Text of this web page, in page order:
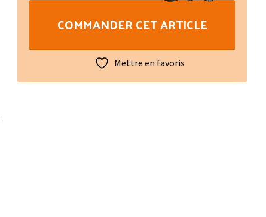
occitane,COMMANDER CET ARTICLE
Mettre en favoris